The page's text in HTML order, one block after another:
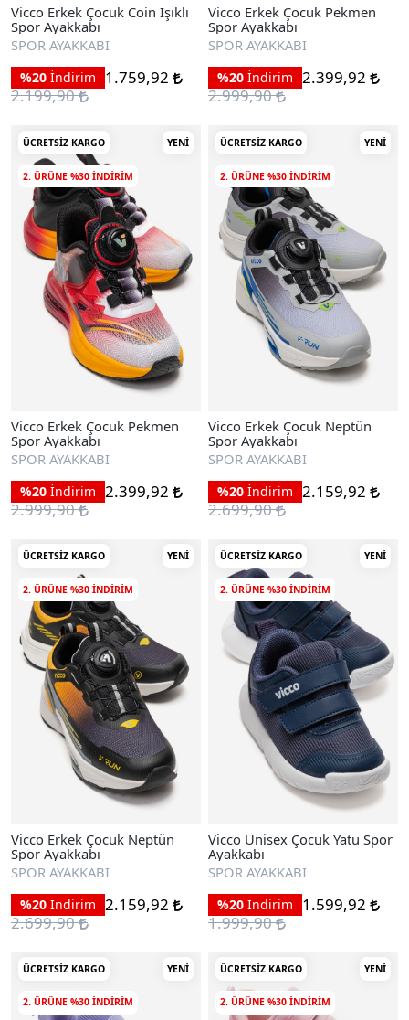
Vicco Erkek Çocuk Coin Işıklı
Spor Ayakkabı
SPOR AYAKKABI
%20 İndirim
1.759,92
2.199,90
Vicco Erkek Çocuk Pekmen
Spor Ayakkabı
SPOR AYAKKABI
%20 İndirim 2.399,92
2.999,90
ÜCRETSIZ KARGO YENI
2. ÜRÜNE %30 INDIRIM
Vicco Erkek Çocuk Pekmen
Spor Ayakkabı
SPOR AYAKKABI
%20 İndirim 2.399,92
2.999,90
ÜCRETSIZ KARGO YENI
2. ÜRÜNE %30 INDIRIM
Vicco Erkek Çocuk Neptün
Spor Ayakkabı
SPOR AYAKKABI
%20 İndirim 2.159,92
2.699,90
ÜCRETSIZ KARGO YENI
2. ÜRÜNE %30 INDIRIM
Vicco Erkek Çocuk Neptün
Spor Ayakkabı
SPOR AYAKKABI
%20 İndirim 2.159,92
2.699,90
ÜCRETSIZ KARGO YENI
2. ÜRÜNE %30 INDIRIM
Vicco Unisex Çocuk Yatu Spor
Ayakkabı
SPOR AYAKKABI
%20 İndirim
1.599,92
1.999,90
ÜCRETSIZ KARGO YENI
2. ÜRÜNE %30 INDIRIM
ÜCRETSIZ KARGO YENI
2. ÜRÜNE %30 INDIRIM